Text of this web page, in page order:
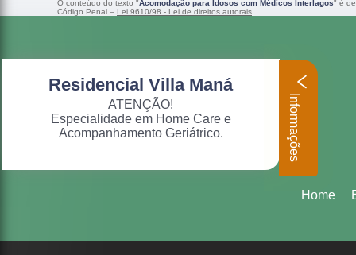
O conteúdo do texto "Acomodação para Idosos com Médicos Interlagos" é
Código Penal – Lei 9610/98 - Lei de direitos autorais
Home
Residencial Villa Maná
ATENÇÃO!
Especialidade em Home Care e
Acompanhamento Geriátrico.
Informações